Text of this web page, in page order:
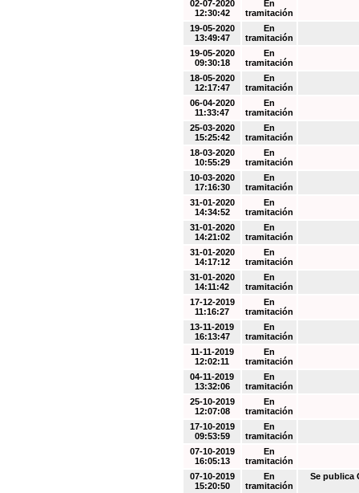
02-07-2020
12:30:42
En
tramitación
19-05-2020
13:49:47
En
tramitación
19-05-2020
09:30:18
En
tramitación
18-05-2020
12:17:47
En
tramitación
06-04-2020
11:33:47
En
tramitación
25-03-2020
15:25:42
En
tramitación
18-03-2020
10:55:29
En
tramitación
10-03-2020
17:16:30
En
tramitación
31-01-2020
14:34:52
En
tramitación
31-01-2020
14:21:02
En
tramitación
31-01-2020
14:17:12
En
tramitación
31-01-2020
14:11:42
En
tramitación
17-12-2019
11:16:27
En
tramitación
13-11-2019
16:13:47
En
tramitación
11-11-2019
12:02:11
En
tramitación
04-11-2019
13:32:06
En
tramitación
25-10-2019
12:07:08
En
tramitación
17-10-2019
09:53:59
En
tramitación
07-10-2019
16:05:13
En
tramitación
07-10-2019
15:20:50
En
tramitación
Se publica